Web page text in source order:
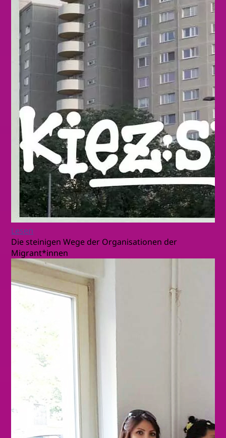
Lesen
Die steinigen Wege der Organisationen der
Migrant*innen